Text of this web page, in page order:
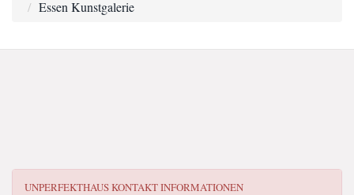
Essen Kunstgalerie
UNPERFEKTHAUSKONTAKT INFORMATIONEN